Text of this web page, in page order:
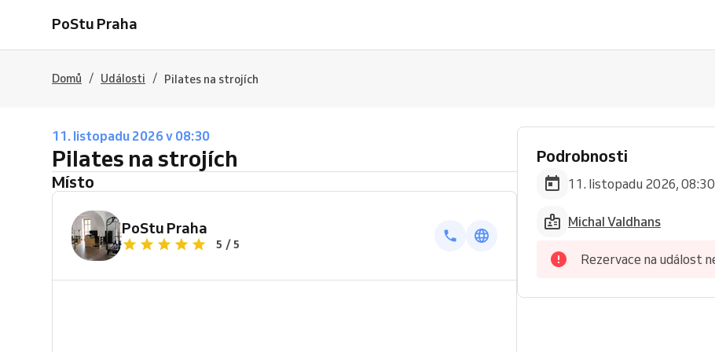
PoStu Praha
Domů / Události / Pilates na strojích
11. listopadu 2026 v 08:30
Pilates na strojích
Místo
PoStu Praha
5 / 5
Podrobnosti
11. listopadu 2026,
Michal Valdhans
Rezervace na událost